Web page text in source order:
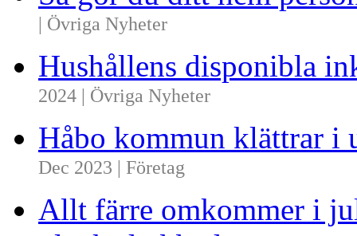
| Övriga Nyheter
Hushållens disponibla
2024 | Övriga Nyheter
Håbo kommun klättrar i
Dec 2023 | Företag
Allt färre omkommer i